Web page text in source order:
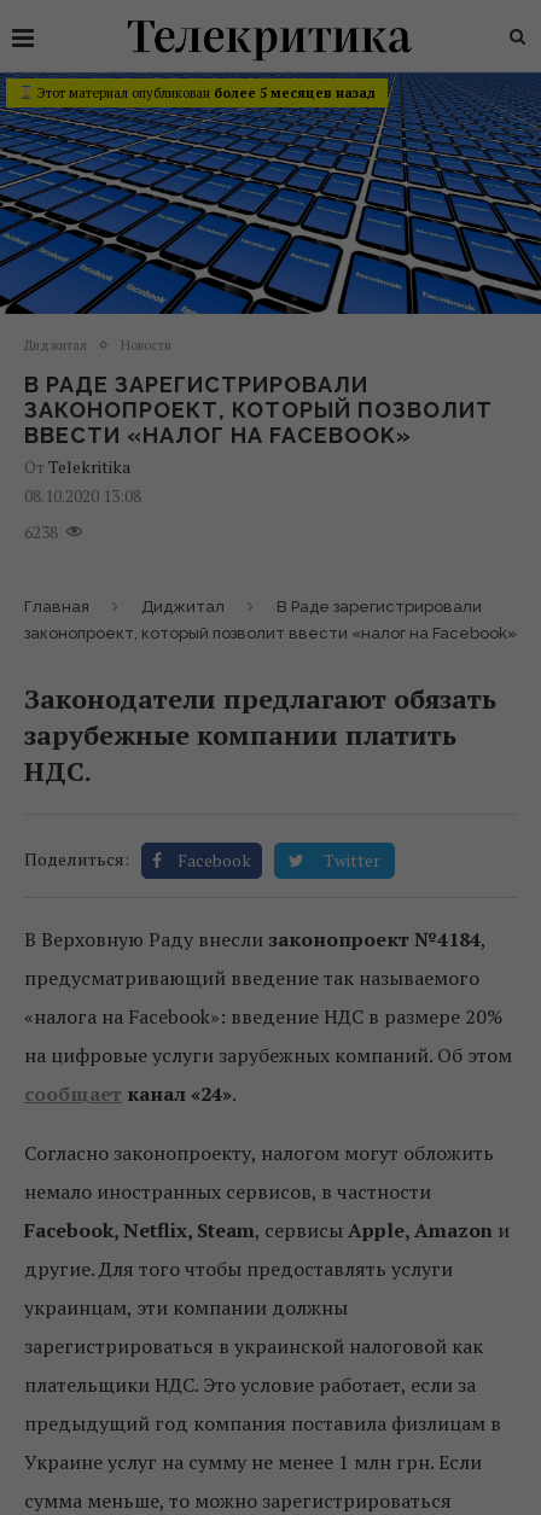
Этот материал опубликован более 5 месяцев назад
Диджитал Новости
В РАДЕ ЗАРЕГИСТРИРОВАЛИ
ЗАКОНОПРОЕКТ, КОТОРЫЙ ПОЗВОЛИТ
ВВЕСТИ «НАЛОГ НА FACEBOOK»
От Telekritika
08.10.2020 13:08
6238
Главная Диджитал
В Раде зарегистрировали
законопроект, который позволит ввести «налог на Facebook»
Законодатели предлагают обязать
зарубежные компании платить
НДС.
Поделиться: Facebook Twitter
В Верховную Раду внесли законопроект №4184,
предусматривающий введение так называемого
«налога на Facebook»: введение НДС в размере 20%
на цифровые услуги зарубежных компаний. Об этом
сообщает канал «24».
Согласно законопроекту, налогом могут обложить
немало иностранных сервисов, в частности
Facebook, Netflix, Steam, сервисыApple, Amazon и
другие. Для того чтобы предоставлять услуги
украинцам, эти компании должны
зарегистрироваться в украинской налоговой как
плательщики НДС. Это условие работает, если за
предыдущий год компания поставила физлицам в
Украине услуг на сумму не менее 1 млн грн. Если
сумма меньше, то можно зарегистрироваться